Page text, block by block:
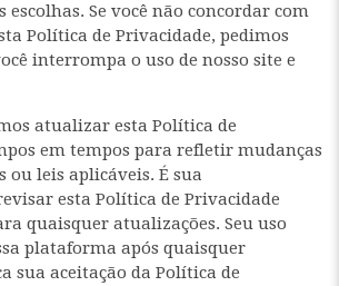
escolhas. Se você não concordar com
Política de Privacidade, pedimos
interrompa o uso de nosso site e
atualizar esta Política de
em tempos para refletir mudanças
ou leis aplicáveis. É sua
esta Política de Privacidade
quaisquer atualizações. Seu uso
plataforma após quaisquer
sua aceitação da Política de